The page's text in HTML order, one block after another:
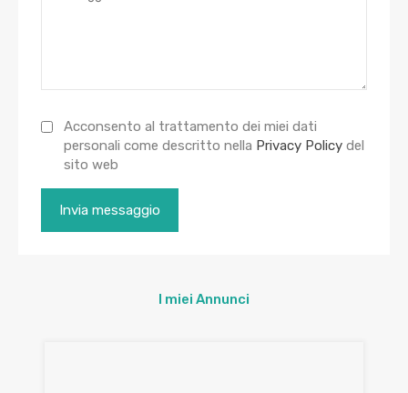
Acconsento al trattamento dei miei dati
personali come descritto nella Privacy Policy del
sito web
I miei Annunci